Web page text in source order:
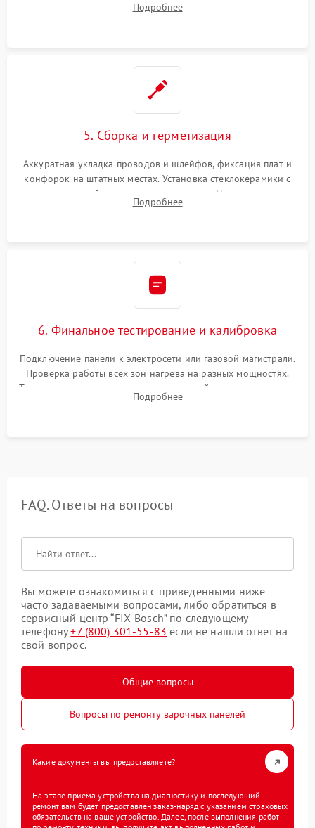
дорожек. Очистка контактов и замена поврежденной
Подробнее
5. Сборка и герметизация
Аккуратная укладка проводов и шлейфов, фиксация плат и
конфорок на штатных местах. Установка стеклокерамики с
проверкой равномерности зазоров. Нанесение
термостойкого герметика или укладка уплотнительной
Подробнее
6. Финальное тестирование и калибровка
Подключение панели к электросети или газовой магистрали.
Проверка работы всех зон нагрева на разных мощностях.
Тестирование сенсорного управления, таймера, индикаторов
остаточного тепла и систем защиты от перегрева.
Подробнее
FAQ. Ответы на вопросы
Вы можете ознакомиться с приведенными ниже
часто задаваемыми вопросами, либо обратиться в
сервисный центр “FIX-Bosch” по следующему
телефону+7 (800) 301-55-83 если не нашли ответ на
свой вопрос.
Общие вопросы
Вопросы по ремонту варочных панелей
Какие документы вы предоставляете?
На этапе приема устройства на диагностику и последующий
ремонт вам будет предоставлен заказ-наряд с указанием страховых
обязательств на ваше устройство. Далее, после выполнения работ